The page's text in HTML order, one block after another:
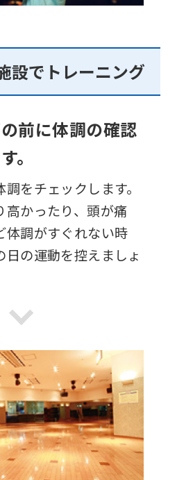
設でトレーニング
前に体調の確認
。
をチェックします。
高かったり、頭が痛
体調がすぐれない時
日の運動を控えましょ